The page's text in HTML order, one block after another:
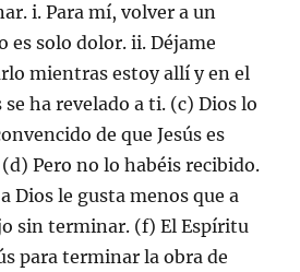
i. Para mí, volver a un
es solo dolor. ii. Déjame
mientras estoy allí y en el
ha revelado a ti. (c) Dios lo
de que Jesús es
Pero no lo habéis recibido.
Dios le gusta menos que a
sin terminar. (f) El Espíritu
para terminar la obra de